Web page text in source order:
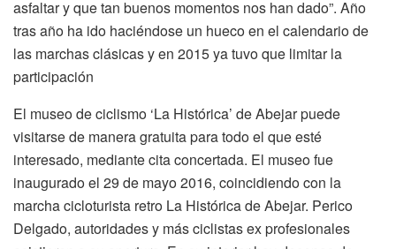
asfaltar y que tan buenos momentos nos han dado”. Año
tras año ha ido haciéndose un hueco en el calendario de
las marchas clásicas y en 2015 ya tuvo que limitar la
participación
El museo de ciclismo ‘La Histórica’ de Abejar puede
visitarse de manera gratuita para todo el que esté
interesado, mediante cita concertada. El museo fue
inaugurado el 29 de mayo 2016, coincidiendo con la
marcha cicloturista retro La Histórica de Abejar. Perico
Delgado, autoridades y más ciclistas ex profesionales